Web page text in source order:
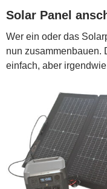
Solar Panel
Wer ein oder das
nun zusammenbauen.
einfach, aber